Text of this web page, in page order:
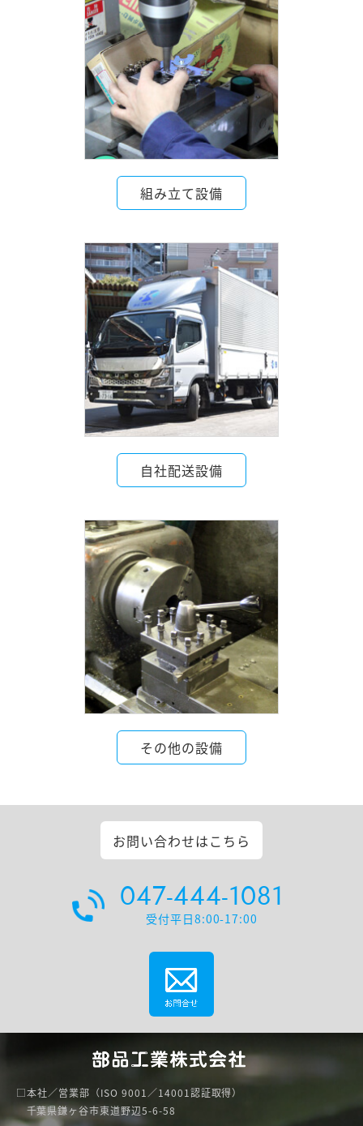
組み立て設備
自社配送設備
その他の設備
お問い合わせはこちら
047-444-1081
受付平日8:00-17:00
本社／営業部（ISO 9001／14001認証取得）
千葉県鎌ヶ谷市東道野辺5-6-58